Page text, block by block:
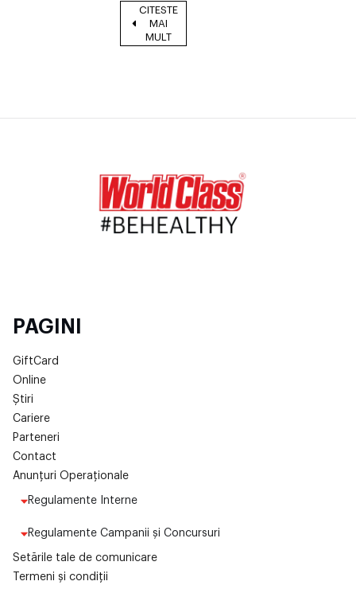
CITESTE
MAI
MULT
PAGINI
GiftCard
Online
Știri
Cariere
Parteneri
Contact
Anunțuri Operaționale
Regulamente Interne
Regulamente Campanii și Concursuri
Setările tale de comunicare
Termeni și condiții